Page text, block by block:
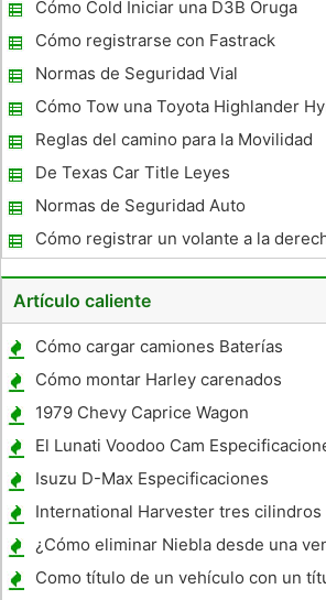
Cómo Cold Iniciar una D3B Oruga
Cómo registrarse con Fastrack
Normas de Seguridad Vial
Cómo Tow una Toyota Highlander
4WD
Reglas del camino para la Movilidad
Scooters
De Texas Car Title Leyes
Normas de Seguridad Auto
Cómo registrar un volante a la
coche en los EE.UU.
Artículo caliente
Cómo cargar camiones Baterías
Cómo montar Harley carenados
1979 Chevy Caprice Wagon
Especificaciones
El Lunati Voodoo Cam
Isuzu D-Max Especificaciones
International Harvester tres cilindros
Especificaciones del motor
¿Cómo eliminar Niebla desde una
del coche
Como título de un vehículo con un